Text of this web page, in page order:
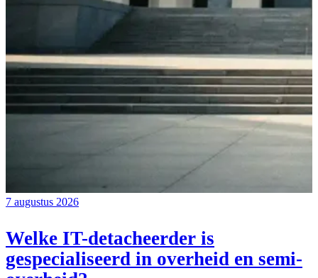
7 augustus 2026
Welke IT-detacheerder is
gespecialiseerd in overheid en semi-